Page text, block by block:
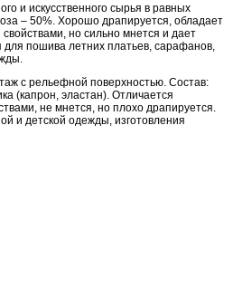
и искусственного сырья в равных
– 50%. Хорошо драпируется, обладает
но сильно мнется и дает
пошива летних платьев, сарафанов,
с рельефной поверхностью. Состав:
(капрон, эластан). Отличается
не мнется, но плохо драпируется.
и детской одежды, изготовления